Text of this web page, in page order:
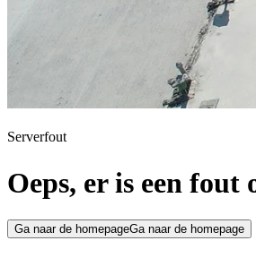
Serverfout
Oeps, er is een fout
Ga naar de homepageGa naar de homepage